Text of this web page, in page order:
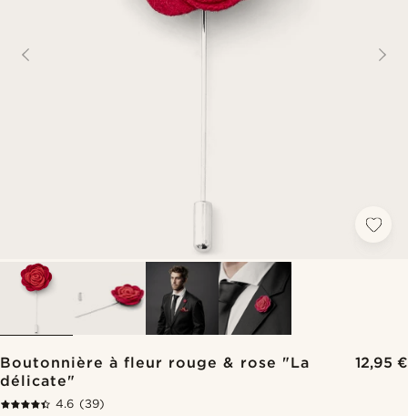
Boutonnière à fleur rouge & rose "La
délicate"
12,95 €
4.6 (39)